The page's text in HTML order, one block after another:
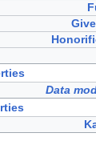
Data